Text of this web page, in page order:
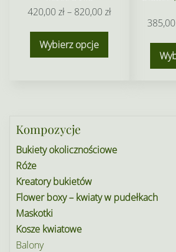
420,00zł– 820,00złZakres
Wybierz opcje
Ten
produktu
Kompozycje
Bukiety okolicznościowe
Róże
Kreatory bukietów
Flower boxy – kwiaty w pudełkach
Maskotki
Kosze kwiatowe
Balony